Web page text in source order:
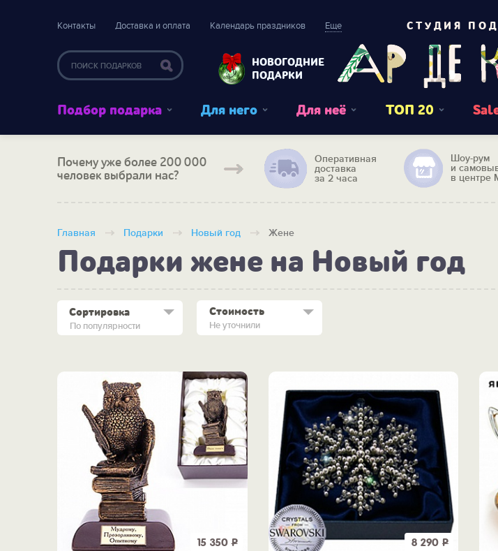
Контакты Доставка и оплата Календарь праздников Еще
НОВОГОДНИЕ
ПОДАРКИ
СТУДИЯ
Подбор подарка Для него Для неё ТОП 20
Почему уже более 200 000
человек выбрали нас?
Оперативная
доставка
за 2 часа
Шоу-рум
и
в центре
Главная Подарки Новый год Жене
Подарки жене на Новый год
По популярности
Сортировка Стоимость
Не уточнили
15 350Р 8 290 Р